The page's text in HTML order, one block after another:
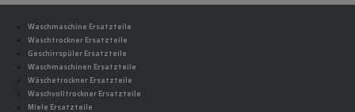
Waschmaschine Ersatzteile
Waschtrockner Ersatzteile
Geschirrspüler Ersatzteile
Waschmaschinen Ersatzteile
Wäschetrockner Ersatzteile
Waschvolltrockner Ersatzteile
Miele Ersatzteile